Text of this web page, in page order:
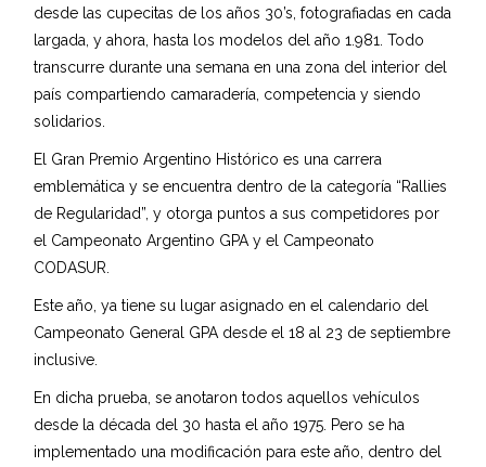
desde las cupecitas de los años 30’s, fotografiadas en cada
largada, y ahora, hasta los modelos del año 1.981. Todo
transcurre durante una semana en una zona del interior del
país compartiendo camaradería, competencia y siendo
solidarios.
El Gran Premio Argentino Histórico es una carrera
emblemática y se encuentra dentro de la categoría “Rallies
de Regularidad”, y otorga puntos a sus competidores por
el Campeonato Argentino GPA y el Campeonato
CODASUR.
Este año, ya tiene su lugar asignado en el calendario del
Campeonato General GPA desde el 18 al 23 de septiembre
inclusive.
En dicha prueba, se anotaron todos aquellos vehículos
desde la década del 30 hasta el año 1975. Pero se ha
implementado una modificación para este año, dentro del